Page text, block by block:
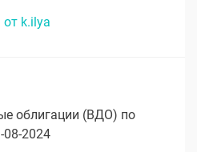
от k.ilya
облигации (ВДО) по
08-2024